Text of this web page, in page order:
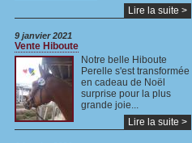
Lire la suite >
9 janvier 2021
Vente Hiboute
Notre belle Hiboute
Perelle s'est transformée
en cadeau de Noël
surprise pour la plus
grande joie...
Lire la suite >